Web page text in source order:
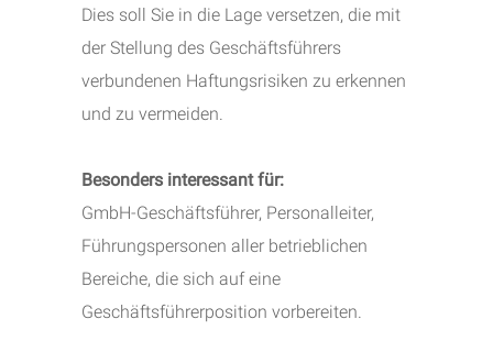
Dies soll Sie in die Lage versetzen, die mit
der Stellung des Geschäftsführers
verbundenen Haftungsrisiken zu erkennen
und zu vermeiden.
Besonders interessant für:
GmbH-Geschäftsführer, Personalleiter,
Führungspersonen aller betrieblichen
Bereiche, die sich auf eine
Geschäftsführerposition vorbereiten.